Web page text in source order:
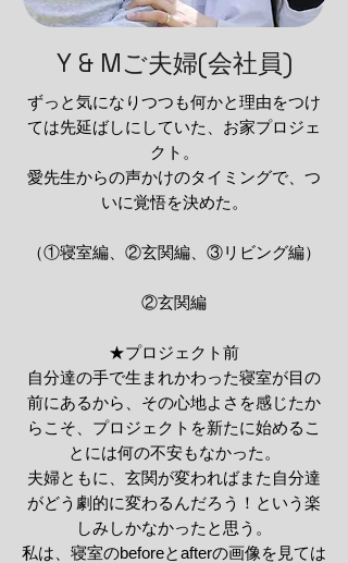
Y & Mご夫婦(会社員)
ずっと気になりつつも何かと理由をつけ
ては先延ばしにしていた、お家プロジェ
クト。
愛先生からの声かけのタイミングで、つ
いに覚悟を決めた。
​（①寝室編 、②玄関編、 ③リビング編）
②玄関編
★プロジェクト前
自分達の手で生まれかわった寝室が目の
前にあるから、その心地よさを感じたか
らこそ、プロジェクトを新たに始めるこ
とには何の不安もなかった。
夫婦ともに、玄関が変わればまた自分達
がどう劇的に変わるんだろう！という楽
しみしかなかったと思う。
私は、寝室のbeforeとafterの画像を見ては